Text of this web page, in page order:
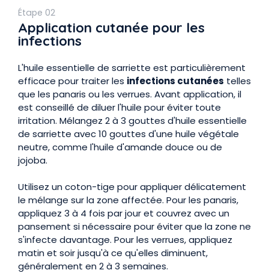
Étape 02
Application cutanée pour les
infections
L'huile essentielle de sarriette est particulièrement
efficace pour traiter les infections cutanées telles
que les panaris ou les verrues. Avant application, il
est conseillé de diluer l'huile pour éviter toute
irritation. Mélangez 2 à 3 gouttes d'huile essentielle
de sarriette avec 10 gouttes d'une huile végétale
neutre, comme l'huile d'amande douce ou de
jojoba.
Utilisez un coton-tige pour appliquer délicatement
le mélange sur la zone affectée. Pour les panaris,
appliquez 3 à 4 fois par jour et couvrez avec un
pansement si nécessaire pour éviter que la zone ne
s'infecte davantage. Pour les verrues, appliquez
matin et soir jusqu'à ce qu'elles diminuent,
généralement en 2 à 3 semaines.